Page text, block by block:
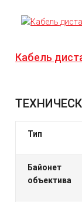
Кабель
Тип
Байонет
объектива